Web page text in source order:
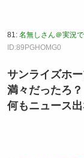
81: 名無しさん＠実況
ID:89PGHOMG0
サンライズホ
満々だったろ？
何もニュース